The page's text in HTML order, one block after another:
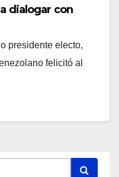
dialogar con
presidente electo,
felicitó al